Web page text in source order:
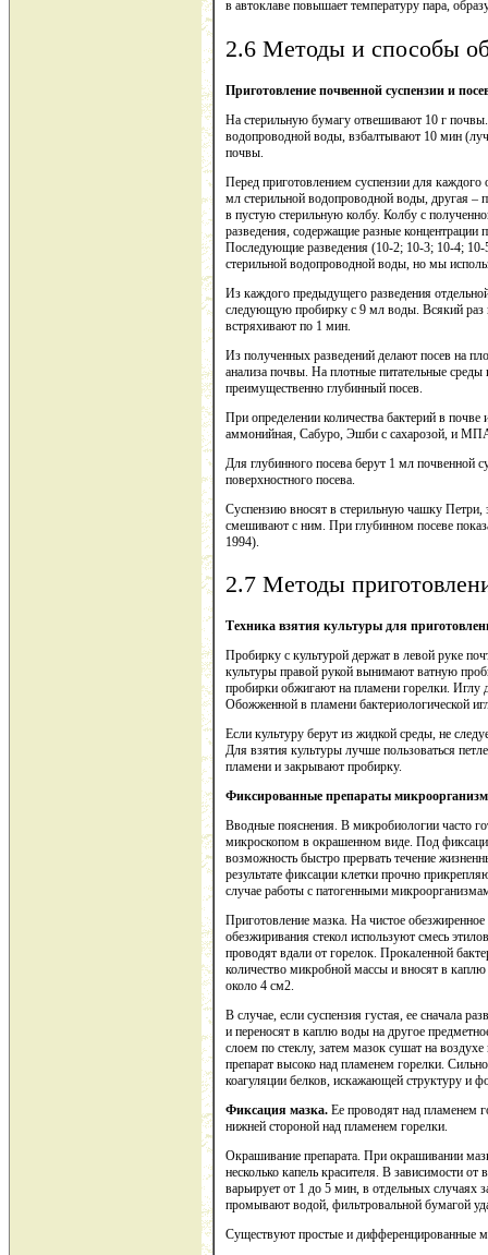
в автоклаве повышает температуру пара,
2.6 Методы и способы
Приготовление почвенной суспензии и
На стерильную бумагу отвешивают 10 г
водопроводной воды, взбалтывают 10 мин
почвы.
Перед приготовлением суспензии для
мл стерильной водопроводной воды, другая
в пустую стерильную колбу. Колбу с
разведения, содержащие разные концентрации
Последующие разведения (10-2; 10-3; 10-4;
стерильной водопроводной воды, но мы
Из каждого предыдущего разведения
следующую пробирку с 9 мл воды. Всякий раз
встряхивают по 1 мин.
Из полученных разведений делают посев на
анализа почвы. На плотные питательные
преимущественно глубинный посев.
При определении количества бактерий в
аммонийная, Сабуро, Эшби с сахарозой, и
Для глубинного посева берут 1 мл почвенной
поверхностного посева.
Суспензию вносят в стерильную чашку
смешивают с ним. При глубинном посеве
1994).
2.7 Методы
Техника взятия культуры для
Пробирку с культурой держат в левой руке
культуры правой рукой вынимают ватную
пробирки обжигают на пламени горелки. Иглу
Обожженной в пламени бактериологической
Если культуру берут из жидкой среды, не
Для взятия культуры лучше пользоваться
пламени и закрывают пробирку.
Фиксированные препараты
Вводные пояснения. В микробиологии часто
микроскопом в окрашенном виде. Под
возможность быстро прервать течение
результате фиксации клетки прочно
случае работы с патогенными
Приготовление мазка. На чистое
обезжиривания стекол используют смесь
проводят вдали от горелок. Прокаленной
количество микробной массы и вносят в
около 4 см2.
В случае, если суспензия густая, ее сначала
и переносят в каплю воды на другое
слоем по стеклу, затем мазок сушат на
препарат высоко над пламенем горелки.
коагуляции белков, искажающей структуру и
Фиксация мазка. Ее проводят над пламенем
нижней стороной над пламенем горелки.
Окрашивание препарата. При окрашивании
несколько капель красителя. В зависимости
варьирует от 1 до 5 мин, в отдельных случаях
промывают водой, фильтровальной бумагой
Существуют простые и дифференцированные